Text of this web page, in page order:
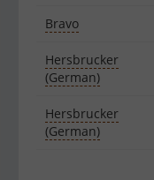
Bravo
Hersbrucker
(German)
Hersbrucker
(German)